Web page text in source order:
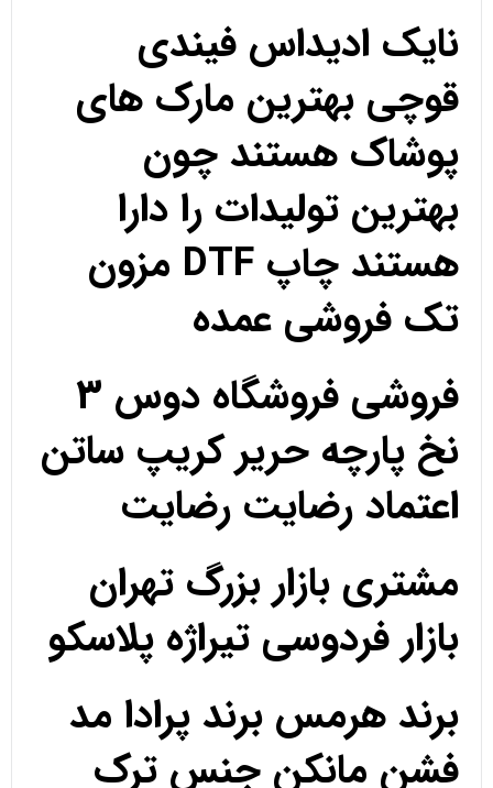
نایک ادیداس فیندی
قوچی بهترین مارک های
پوشاک هستند چون
بهترین تولیدات را دارا
هستند چاپ DTF مزون
تک فروشی عمده
فروشی فروشگاه دوس 3
نخ پارچه حریر کریپ ساتن
اعتماد رضایت رضایت
مشتری بازار بزرگ تهران
بازار فردوسی تیراژه پلاسکو
برند هرمس برند پرادا مد
فشن مانکن جنس ترک